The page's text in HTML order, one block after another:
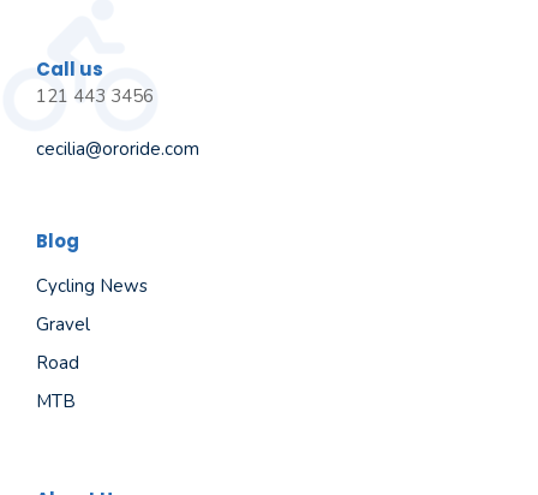
Call us
121 443 3456
cecilia@ororide.com
Blog
Cycling News
Gravel
Road
MTB